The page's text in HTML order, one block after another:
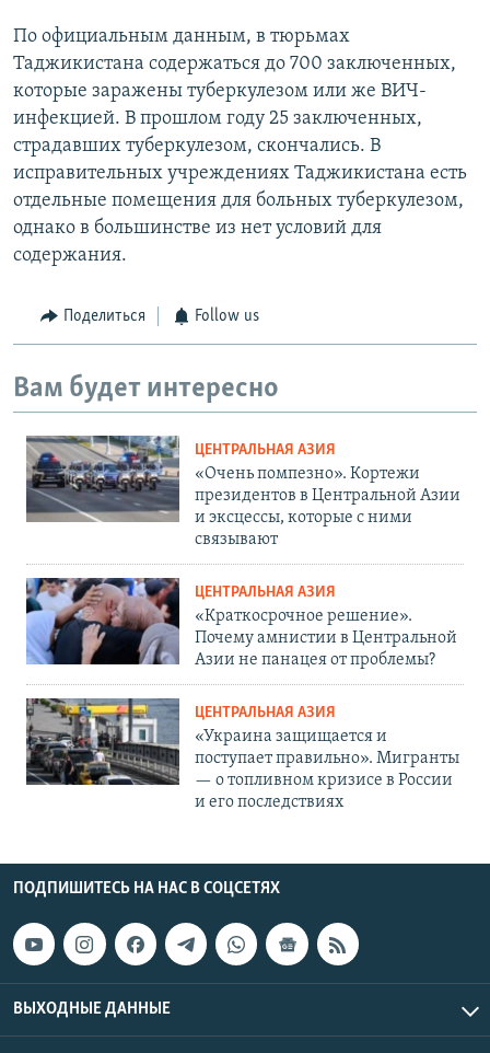
По официальным данным, в тюрьмах
Таджикистана содержаться до 700 заключенных,
которые заражены туберкулезом или же ВИЧ-
инфекцией. В прошлом году 25 заключенных,
страдавших туберкулезом, скончались. В
исправительных учреждениях Таджикистана есть
отдельные помещения для больных туберкулезом,
однако в большинстве из нет условий для
содержания.
Поделиться Follow us
Вам будет интересно
ЦЕНТРАЛЬНАЯ АЗИЯ
«Очень помпезно». Кортежи
президентов в Центральной Азии
и эксцессы, которые с ними
связывают
ЦЕНТРАЛЬНАЯ АЗИЯ
«Краткосрочное решение».
Почему амнистии в Центральной
Азии не панацея от проблемы?
ЦЕНТРАЛЬНАЯ АЗИЯ
«Украина защищается и
поступает правильно». Мигранты
— о топливном кризисе в России
и его последствиях
ПОДПИШИТЕСЬ НА НАС В СОЦСЕТЯХ
ВЫХОДНЫЕ ДАННЫЕ